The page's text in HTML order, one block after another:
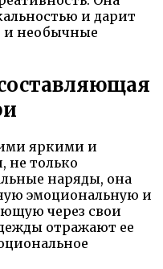
и дарит
и необычные
яркими и
не только
наряды, она
эмоциональную и
через свои
отражают ее